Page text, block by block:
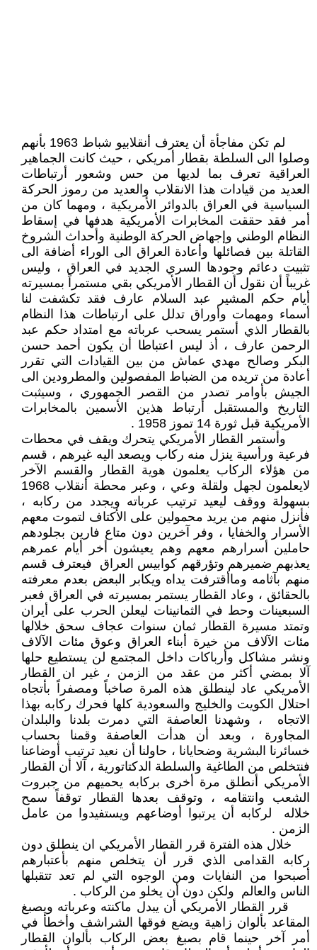
لم تكن مفاجأة أن يعترف أنقلابيو شباط 1963 بأنهم
وصلوا الى السلطة بقطار أمريكي ، حيث كانت الجماهير
العراقية تعرف بما لديها من حس وشعور أرتباطات
العديد من قيادات هذا الانقلاب والعديد من رموز الحركة
السياسية في العراق بالدوائر الأمريكية ، ومهما كان من
أمر فقد حققت المخابرات الأمريكية هدفها في إسقاط
النظام الوطني وإجهاض الحركة الوطنية وأحداث الشروخ
القاتلة بين فصائلها وأعادة العراق الى الوراء أضافة الى
تثبيت دعائم وجودها السري الجديد في العراق ، وليس
غريباً أن نقول أن القطار الأمريكي بقي مستمراً بمسيرته
أيام حكم المشير عبد السلام عارف فقد تكشفت لنا
أسماء ومهمات وأوراق تدلل على ارتباطات هذا النظام
بالقطار الذي أستمر يسحب عرباته مع امتداد حكم عبد
الرحمن عارف ، أذ ليس اعتباطا أن يكون أحمد حسن
البكر وصالح مهدي عماش من بين القيادات التي تقرر
أعادة من تريده من الضباط المفصولين والمطرودين الى
الجيش بأوامر تصدر من القصر الجمهوري ، وسيثبت
التاريخ والمستقبل أرتباط هذين الأسمين بالمخابرات
الأمريكية قبل ثورة 14 تموز 1958 .
وأستمر القطار الأمريكي يتحرك ويقف في محطات
فرعية ورأسية ينزل منه ركاب ويصعد اليه غيرهم ، قسم
من هؤلاء الركاب يعلمون هوية القطار والقسم الآخر
لايعلمون لجهل ولقلة وعي ، وعبر محطة أنقلاب 1968
بسهولة ووقف ليعيد ترتيب عرباته ويجدد من ركابه ،
فأنزل منهم من يريد محمولين على الأكتاف لتموت معهم
الأسرار والخفايا ، وفر آخرين دون متاع فارين بجلودهم
حاملين أسرارهم معهم وهم يعيشون أخر أيام عمرهم
يعذبهم ضميرهم وتؤرقهم كوابيس العراق فيعترف قسم
منهم بآثامه وماأقترفت يداه ويكابر البعض بعدم معرفته
بالحقائق ، وعاد القطار يستمر بمسيرته في العراق فعبر
السبعينات وحط في الثمانينات ليعلن الحرب على أيران
وتمتد مسيرة القطار ثمان سنوات عجاف سحق خلالها
مئات الآلاف من خيرة أبناء العراق وعوق مئات الآلاف
ونشر مشاكل وأرباكات داخل المجتمع لن يستطيع حلها
آلا بمضي أكثر من عقد من الزمن ، غير ان القطار
الأمريكي عاد لينطلق هذه المرة صاخباً ومصفراً بأتجاه
احتلال الكويت والخليج والسعودية كلها فحرك ركابه بهذا
الاتجاه ، وشهدنا العاصفة التي دمرت بلدنا والبلدان
المجاورة ، وبعد أن هدأت العاصفة وقمنا بحساب
خسائرنا البشرية وضحايانا ، حاولنا أن نعيد ترتيب أوضاعنا
فنتخلص من الطاغية والسلطة الدكتاتورية ، آلا أن القطار
الأمريكي أنطلق مرة أخرى بركابه يحميهم من جبروت
الشعب وانتقامه ، وتوقف بعدها القطار توقفاً سمح
خلاله لركابه أن يرتبوا أوضاعهم ويستفيدوا من عامل
الزمن .
خلال هذه الفترة قرر القطار الأمريكي ان ينطلق دون
ركابه القدامى الذي قرر أن يتخلص منهم بأعتبارهم
أصبحوا من النفايات ومن الوجوه التي لم تعد تتقبلها
الناس والعالم ولكن دون أن يخلو من الركاب .
قرر القطار الأمريكي أن يبدل ماكنته وعرباته ويصبغ
المقاعد بألوان زاهية ويضع فوقها الشراشف وأخطأ في
أمر آخر حينما قام بصبغ بعض الركاب بألوان القطار